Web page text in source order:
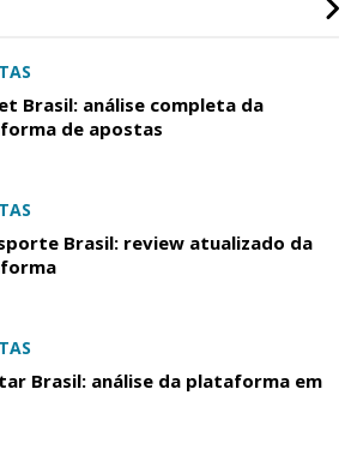
Brasil: análise completa da
de apostas
Brasil: review atualizado da
Brasil: análise da plataforma em